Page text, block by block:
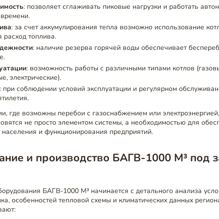
: позволяет сглаживать пиковые нагрузки и работать
: за счет аккумулирования тепла возможно использование
топлива.
: наличие резерва горячей воды обеспечивает
: возможность работы с различными типами котлов
электрические).
: при соблюдении условий эксплуатации и регулярном
где возможны перебои с газоснабжением или
не просто элементом системы, а необходимостью для
и функционирования предприятий.
и производство БАГВ-1000 М³ под
БАГВ-1000 М³ начинается с детального анализа
особенностей тепловой схемы и климатических данных